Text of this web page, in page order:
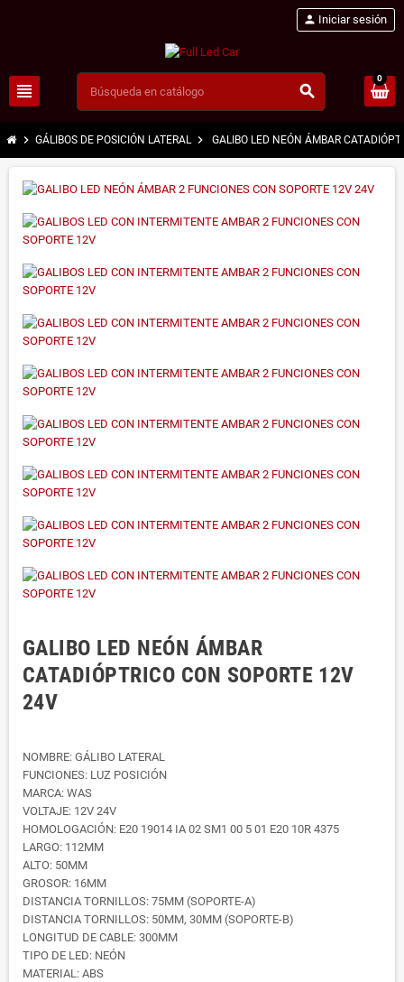
view_headline search
person Iniciar sesión
0
chevron_right GÁLIBOS DE POSICIÓN LATERAL chevron_right GALIBO LED NEÓN ÁMBAR
GALIBO LED NEÓN ÁMBAR
CATADIÓPTRICO CON SOPORTE 12V
24V
NOMBRE: GÁLIBO LATERAL
FUNCIONES: LUZ POSICIÓN
MARCA: WAS
VOLTAJE: 12V 24V
HOMOLOGACIÓN: E20 19014 IA 02 SM1 00 5 01 E20 10R 4375
LARGO: 112MM
ALTO: 50MM
GROSOR: 16MM
DISTANCIA TORNILLOS: 75MM (SOPORTE-A)
DISTANCIA TORNILLOS: 50MM, 30MM (SOPORTE-B)
LONGITUD DE CABLE: 300MM
TIPO DE LED: NEÓN
MATERIAL: ABS